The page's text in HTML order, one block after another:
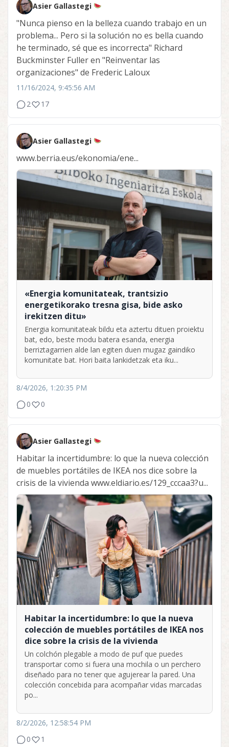
Asier Gallastegi
"Nunca pienso en la belleza cuando trabajo en un
problema... Pero si la solución no es bella cuando
he terminado, sé que es incorrecta" Richard
Buckminster Fuller en "Reinventar las
organizaciones" de Frederic Laloux
11/16/2024, 9:45:56 AM
2
17
Asier Gallastegi
www.berria.eus/ekonomia/ene...
«Energia komunitateak, trantsizio
energetikorako tresna gisa, bide asko
irekitzen ditu»
Energia komunitateak bildu eta aztertu dituen proiektu
bat, edo, beste modu batera esanda, energia
berriztagarrien alde lan egiten duen mugaz gaindiko
komunitate bat. Hori baita lankidetzak eta iku...
8/4/2026, 1:20:35 PM
0
0
Asier Gallastegi
Habitar la incertidumbre: lo que la nueva colección
de muebles portátiles de IKEA nos dice sobre la
crisis de la vivienda www.eldiario.es/129_cccaa3?u...
Habitar la incertidumbre: lo que la nueva
colección de muebles portátiles de IKEA nos
dice sobre la crisis de la vivienda
Un colchón plegable a modo de puf que puedes
transportar como si fuera una mochila o un perchero
diseñado para no tener que agujerear la pared. Una
colección concebida para acompañar vidas marcadas
po...
8/2/2026, 12:58:54 PM
0
1